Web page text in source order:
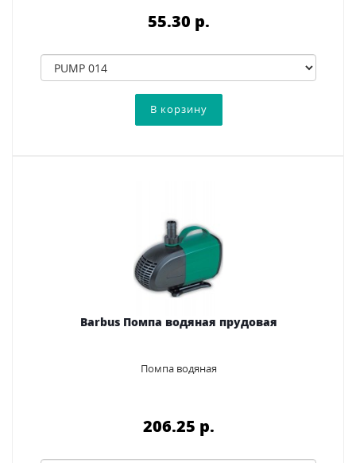
55.30 p.
Barbus Помпа водяная прудовая
Помпа водяная
206.25 p.